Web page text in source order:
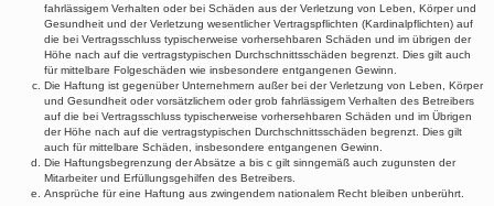
fahrlässigem Verhalten oder bei Schäden aus der Verletzung von Leben, Körper und
Gesundheit und der Verletzung wesentlicher Vertragspflichten (Kardinalpflichten) auf
die bei Vertragsschluss typischerweise vorhersehbaren Schäden und im übrigen der
Höhe nach auf die vertragstypischen Durchschnittsschäden begrenzt. Dies gilt auch
für mittelbare Folgeschäden wie insbesondere entgangenen Gewinn.
Die Haftung ist gegenüber Unternehmern außer bei der Verletzung von Leben, Körper
und Gesundheit oder vorsätzlichem oder grob fahrlässigem Verhalten des Betreibers
auf die bei Vertragsschluss typischerweise vorhersehbaren Schäden und im Übrigen
der Höhe nach auf die vertragstypischen Durchschnittsschäden begrenzt. Dies gilt
auch für mittelbare Schäden, insbesondere entgangenen Gewinn.
Die Haftungsbegrenzung der Absätze a bis c gilt sinngemäß auch zugunsten der
Mitarbeiter und Erfüllungsgehilfen des Betreibers.
Ansprüche für eine Haftung aus zwingendem nationalem Recht bleiben unberührt.